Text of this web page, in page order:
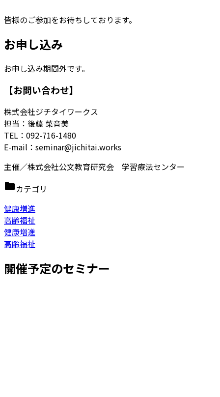
皆様のご参加をお待ちしております。
お申し込み
お申し込み期間外です。
【お問い合わせ】
株式会社ジチタイワークス
担当：後藤 菜音美
TEL：092-716-1480
E-mail：seminar@jichitai.works
主催／株式会社公文教育研究会 学習療法センター
カテゴリ
健康増進
高齢福祉
健康増進
高齢福祉
開催予定のセミナー